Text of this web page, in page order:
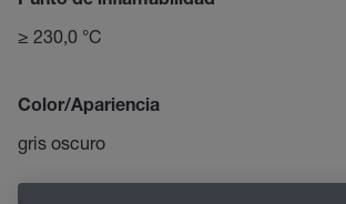
≥ 230,0 °C
Color/Apariencia
gris oscuro